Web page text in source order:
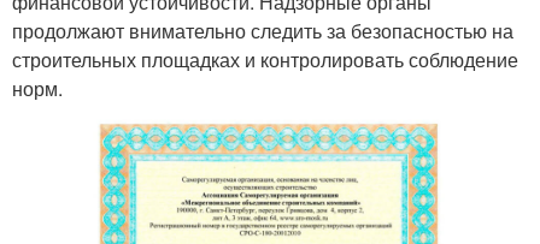
продолжают внимательно следить за безопасностью на
строительных площадках и контролировать соблюдение
норм.